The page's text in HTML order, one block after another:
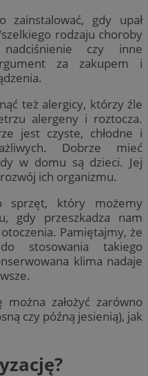
zainstalować, gdy upał
rodzaju choroby
czy inne
za zakupem i
też alergicy, którzy źle
alergeny i roztocza.
jest czyste, chłodne i
Dobrze mieć
w domu są dzieci. Jej
ich organizmu.
sprzęt, który możemy
gdy przeszkadza nam
Pamiętajmy, że
stosowania takiego
klima nadaje
założyć zarówno
czy późną jesienią), jak